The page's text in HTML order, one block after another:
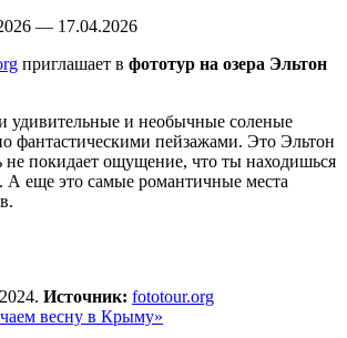
— 17.04.2026
приглашает в фототур на озера Эльтон
удивительные и необычные соленые
фантастическими пейзажами. Это Эльтон
не покидает ощущение, что ты находишься
А еще это самые романтичные места
Источник: fototour.org